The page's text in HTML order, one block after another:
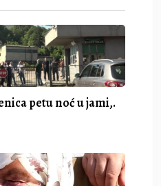
petu noć u jami,.